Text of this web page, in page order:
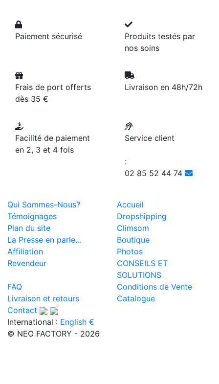
Paiement sécurisé
Produits testés par
nos soins
Frais de port offerts
dès 35 €
Livraison en 48h/72h
Facilité de paiement
en 2, 3 et 4 fois
Service client
:
02 85 52 44 74
Qui Sommes-Nous?
Accueil
Témoignages
Dropshipping
Plan du site
Climsom
La Presse en parle...
Boutique
Affiliation
Photos
Revendeur
CONSEILS ET
SOLUTIONS
FAQ
Conditions de Vente
Livraison et retours
Catalogue
Contact
International : English €
© NEO FACTORY - 2026